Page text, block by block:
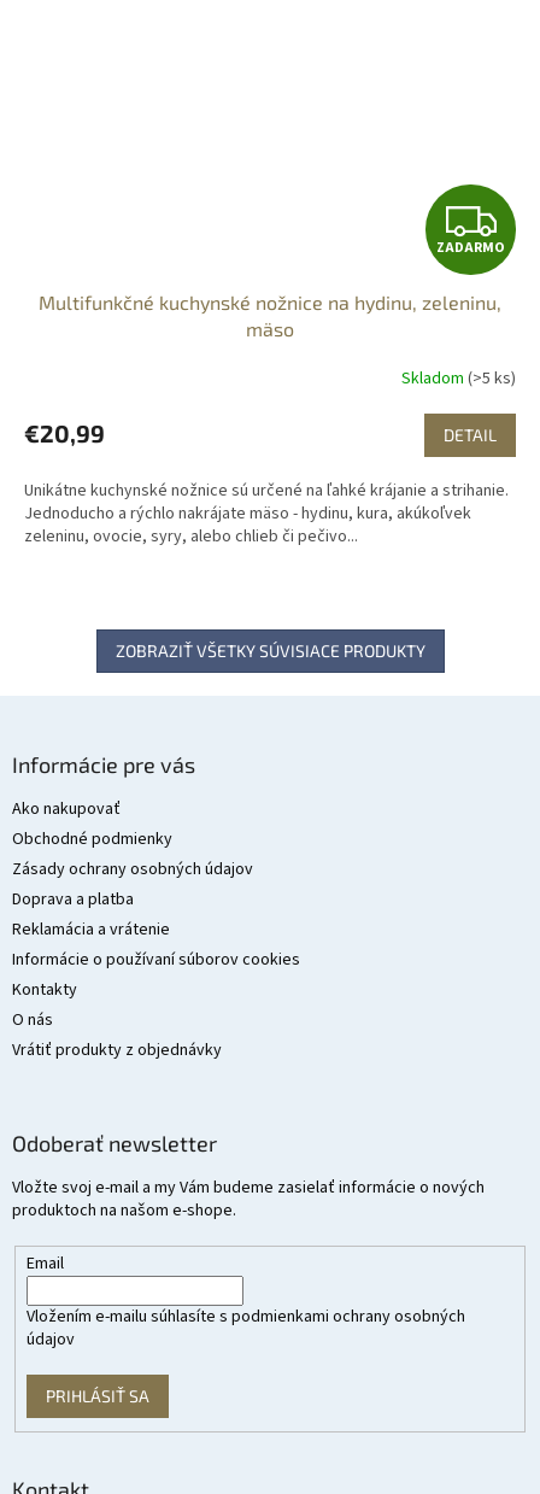
Z
A
D
A
R
M
ZADARMO
Multifunkčné kuchynské nožnice na hydinu, zeleninu,
mäso
Skladom (>5 ks)
€20,99 DETAIL
Unikátne kuchynské nožnice sú určené na ľahké krájanie a strihanie.
Jednoducho a rýchlo nakrájate mäso - hydinu, kura, akúkoľvek
zeleninu, ovocie, syry, alebo chlieb či pečivo...
ZOBRAZIŤ VŠETKY SÚVISIACE PRODUKTY
Informácie pre vás
Ako nakupovať
Obchodné podmienky
Zásady ochrany osobných údajov
Doprava a platba
Reklamácia a vrátenie
Informácie o používaní súborov cookies
Kontakty
O nás
Vrátiť produkty z objednávky
Odoberať newsletter
Vložte svoj e-mail a my Vám budeme zasielať informácie o nových
produktoch na našom e-shope.
Email
Vložením e-mailu súhlasíte s podmienkami ochrany osobných
údajov
PRIHLÁSIŤ SA
Kontakt